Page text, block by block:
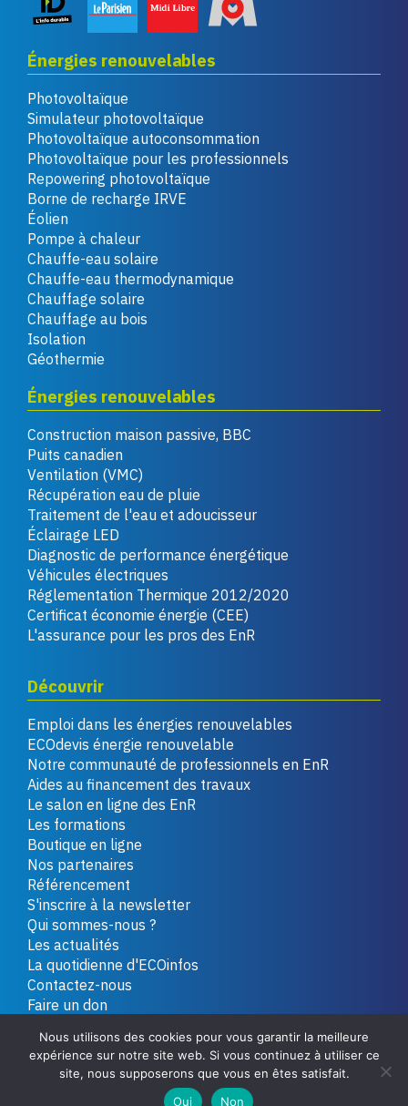
Énergies renouvelables
Photovoltaïque
Simulateur photovoltaïque
Photovoltaïque autoconsommation
Photovoltaïque pour les professionnels
Repowering photovoltaïque
Borne de recharge IRVE
Éolien
Pompe à chaleur
Chauffe-eau solaire
Chauffe-eau thermodynamique
Chauffage solaire
Chauffage au bois
Isolation
Géothermie
Énergies renouvelables
Construction maison passive, BBC
Puits canadien
Ventilation (VMC)
Récupération eau de pluie
Traitement de l'eau et adoucisseur
Éclairage LED
Diagnostic de performance énergétique
Véhicules électriques
Réglementation Thermique 2012/2020
Certificat économie énergie (CEE)
L'assurance pour les pros des EnR
Découvrir
Emploi dans les énergies renouvelables
ECOdevis énergie renouvelable
Notre communauté de professionnels en EnR
Aides au financement des travaux
Le salon en ligne des EnR
Les formations
Boutique en ligne
Nos partenaires
Référencement
S'inscrire à la newsletter
Qui sommes-nous ?
Les actualités
La quotidienne d'ECOinfos
Contactez-nous
Faire un don
Copyright 2026 - Tous droits réservés Plan du site
Politique de confidentialité
Nous utilisons des cookies pour vous garantir la meilleure
expérience sur notre site web. Si vous continuez à utiliser ce
site, nous supposerons que vous en êtes satisfait.
Oui
Non